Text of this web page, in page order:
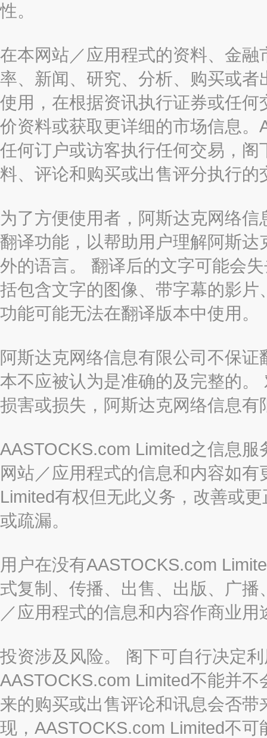
性。
在本网站／应用程式的资料、金
率、新闻、研究、分析、购买或
使用，在根据资讯执行证券或任
价资料或获取更详细的市场信息
任何订户或访客执行任何交易，
料、评论和购买或出售评分执行的
为了方便使用者，阿斯达克网络
翻译功能，以帮助用户理解阿斯
外的语言。 翻译后的文字可能会
括包含文字的图像、带字幕的影
功能可能无法在翻译版本中使用。
阿斯达克网络信息有限公司不保
本不应被认为是准确的及完整的
损害或损失，阿斯达克网络信息
AASTOCKS.com Limited之信息
网站／应用程式的信息和内容如
Limited有权但无此义务，改善或
或疏漏。
用户在没有AASTOCKS.com
式复制、传播、出售、出版、广
／应用程式的信息和内容作商业用
投资涉及风险。 阁下可自行决定
AASTOCKS.com Limited不能并
来的购买或出售评论和讯息会否
现，AASTOCKS.com Limited不